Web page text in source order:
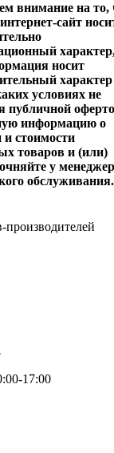
внимание на то,
сайт
носит
условиях не
публичной
информацию о
и стоимости
товаров и (или)
у
17:00